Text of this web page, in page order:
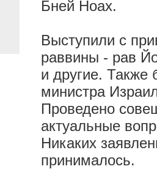
Бней Ноах.
Выступили с
раввины - рав
и другие. Также
министра
Проведено
актуальные
Никаких
принималось.